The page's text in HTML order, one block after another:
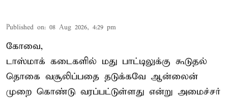
Published on: 08 Aug 2026, 4:29 pm
கோவை,
டாஸ்மாக் கடைகளில் மது பாட்டிலுக்கு கூடுதல்
தொகை வசூலிப்பதை தடுக்கவே ஆன்லைன்
முறை கொண்டு வரப்பட்டுள்ளது என்று அமைச்சர்